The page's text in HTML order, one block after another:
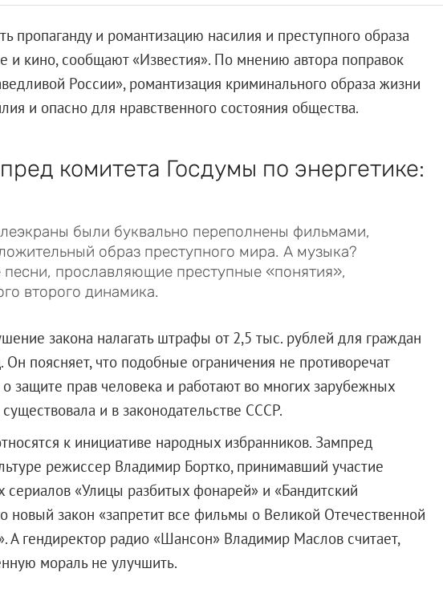
пропаганду и романтизацию насилия и преступного образа
и кино, сообщают «Известия». По мнению автора поправок
России», романтизация криминального образа жизни
и опасно для нравственного состояния общества.
комитета Госдумы по энергетике:
были буквально переполнены фильмами,
образ преступного мира. А музыка?
прославляющие преступные «понятия»,
второго динамика.
закона налагать штрафы от 2,5 тыс. рублей для граждан
поясняет, что подобные ограничения не противоречат
защите прав человека и работают во многих зарубежных
и в законодательстве СССР.
к инициативе народных избранников. Зампред
режиссер Владимир Бортко, принимавший участие
сериалов «Улицы разбитых фонарей» и «Бандитский
новый закон «запретит все фильмы о Великой Отечественной
А гендиректор радио «Шансон» Владимир Маслов считает,
мораль не улучшить.